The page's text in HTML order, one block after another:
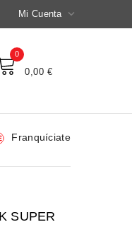
Mi Cuenta 
0
0,00 €
Franquíciate
SUPER